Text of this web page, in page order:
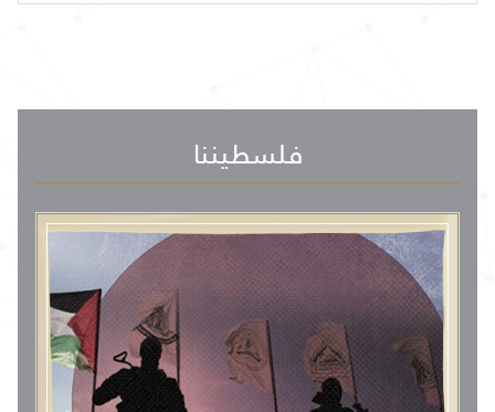
فلسطيننا